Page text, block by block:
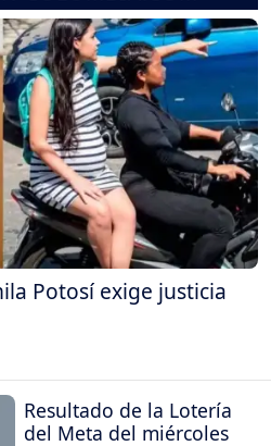
Potosí exige justicia
Resultado de la Lotería
del Meta del miércoles